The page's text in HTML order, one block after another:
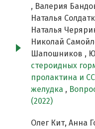
, Валерия
Наталья
Наталья
Николай
Шапошников ,
стероидных
пролактина и
желудка ,
(2022)
Олег Кит, Анна